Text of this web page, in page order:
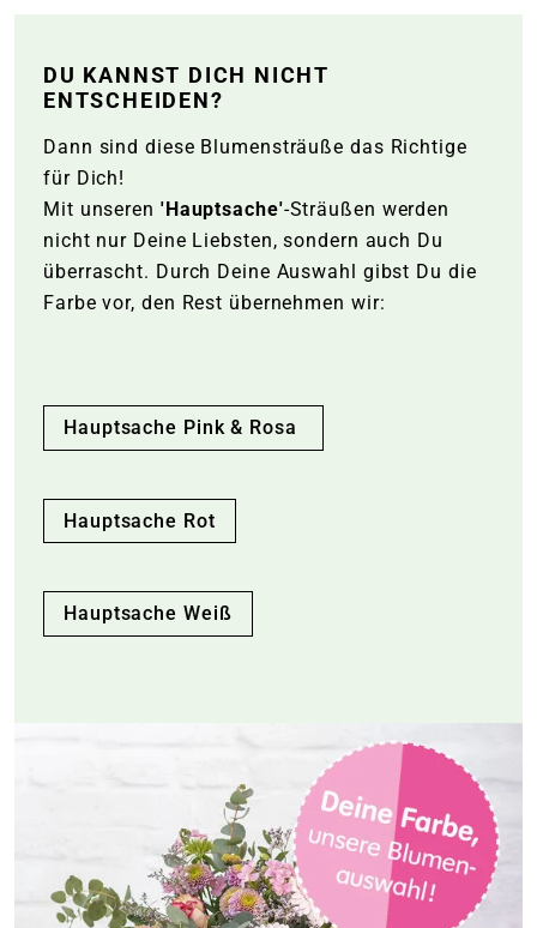
DU KANNST DICH NICHT
ENTSCHEIDEN?
Dann sind diese Blumensträuße das Richtige
für Dich!
Mit unseren 'Hauptsache'-Sträußen werden
nicht nur Deine Liebsten, sondern auch Du
überrascht. Durch Deine Auswahl gibst Du die
Farbe vor, den Rest übernehmen wir:
Hauptsache Pink & Rosa
Hauptsache Rot
Hauptsache Weiß